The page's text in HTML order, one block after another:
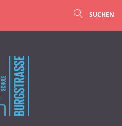
SUCHEN